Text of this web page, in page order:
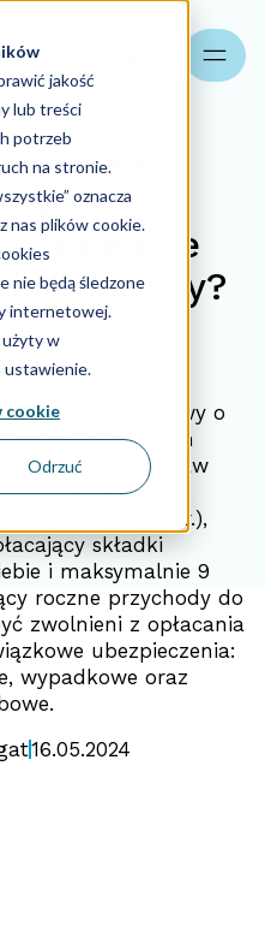
jakość
lub treści
potrzeb
na stronie.
oznacza
nas plików cookie.
nie będą śledzone
internetowej.
użyty w
ustawienie.
cookie
Odrzuć
wakacji
będzie
faktury?
w projekcie ustawy o
ubezpieczeń
innych ustaw
19 marca 2024 r.
22 marca 2024 r.),
składki
i maksymalnie 9
roczne przychody do
zwolnieni z opłacania
ubezpieczenia:
wypadkowe oraz
16.05.2024